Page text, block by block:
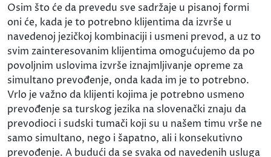
Osim što će da prevedu sve sadržaje u pisanoj formi
oni će, kada je to potrebno klijentima da izvrše u
navedenoj jezičkoj kombinaciji i usmeni prevod, a uz to
svim zainteresovanim klijentima omogućujemo da po
povoljnim uslovima izvrše iznajmljivanje opreme za
simultano prevođenje, onda kada im je to potrebno.
Vrlo je važno da klijenti kojima je potrebno usmeno
prevođenje sa turskog jezika na slovenački znaju da
prevodioci i sudski tumači koji su u našem timu vrše ne
samo simultano, nego i šapatno, ali i konsekutivno
prevođenje. A budući da se svaka od navedenih usluga